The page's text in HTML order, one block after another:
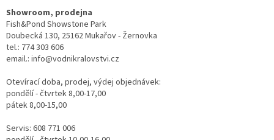
Showroom, prodejna
Fish&Pond Showstone Park
Doubecká 130, 25162 Mukařov - Žernovka
tel.: 774 303 606
email.: info@vodnikralovstvi.cz
Otevírací doba, prodej, výdej objednávek:
pondělí - čtvrtek 8,00-17,00
pátek 8,00-15,00
Servis: 608 771 006